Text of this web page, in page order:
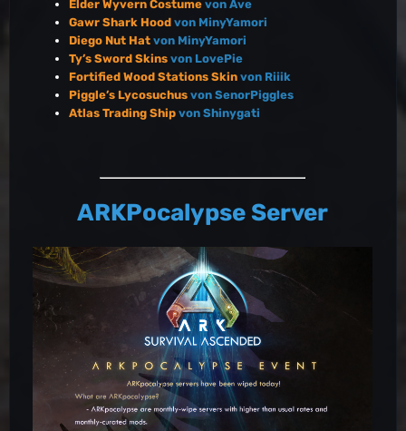
Elder Wyvern Costume von Ave
Gawr Shark Hood von MinyYamori
Diego Nut Hat von MinyYamori
Ty’s Sword Skins von LovePie
Fortified Wood Stations Skin von Riiik
Piggle’s Lycosuchus von SenorPiggles
Atlas Trading Ship von Shinygati
ARKPocalypse Server